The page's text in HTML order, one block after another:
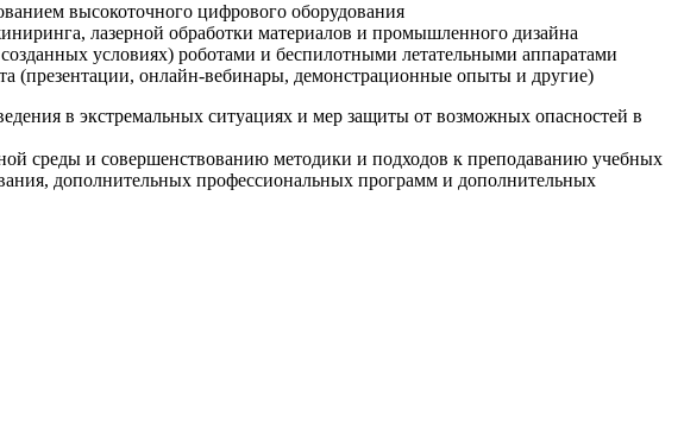
высокоточного цифрового оборудования
лазерной обработки материалов и промышленного дизайна
условиях) роботами и беспилотными летательными аппаратами
(презентации, онлайн-вебинары, демонстрационные опыты и другие)
в экстремальных ситуациях и мер защиты от возможных опасностей в
среды и совершенствованию методики и подходов к преподаванию учебных
дополнительных профессиональных программ и дополнительных